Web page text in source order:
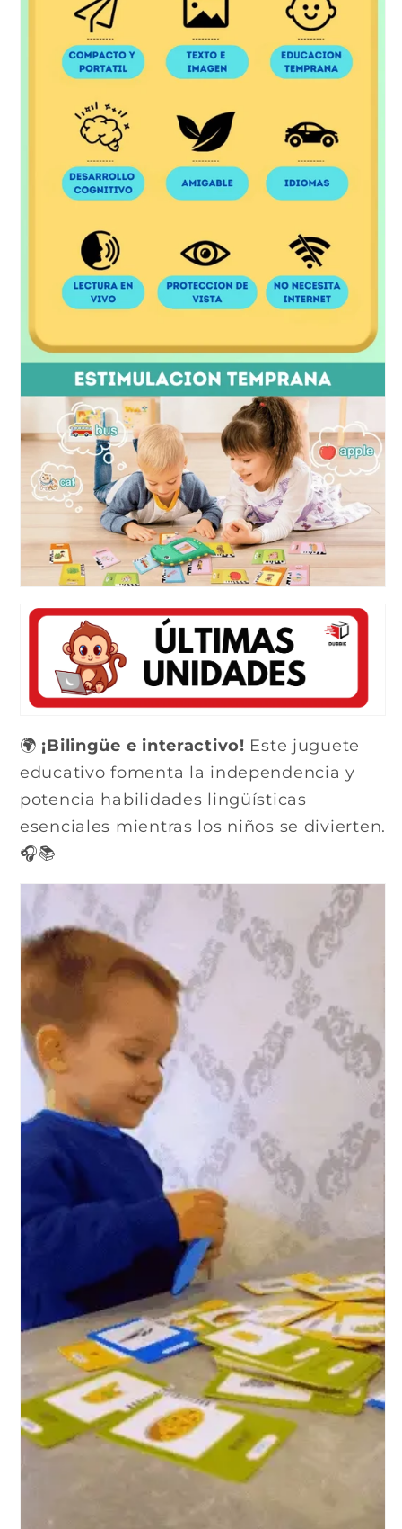
🌍 ¡Bilingüe e interactivo! Este juguete
educativo fomenta la independencia y
potencia habilidades lingüísticas
esenciales mientras los niños se divierten.
🎧📚